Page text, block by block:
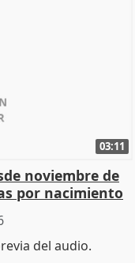
03:11
noviembre de
por nacimiento